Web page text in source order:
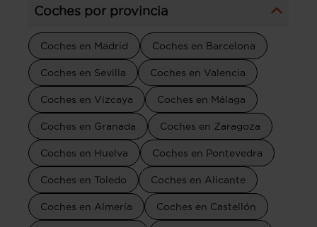
Coches por provincia
Coches en Madrid Coches en Barcelona
Coches en Sevilla Coches en Valencia
Coches en Vizcaya Coches en Málaga
Coches en Granada Coches en Zaragoza
Coches en Huelva Coches en Pontevedra
Coches en Toledo Coches en Alicante
Coches en Almería Coches en Castellón